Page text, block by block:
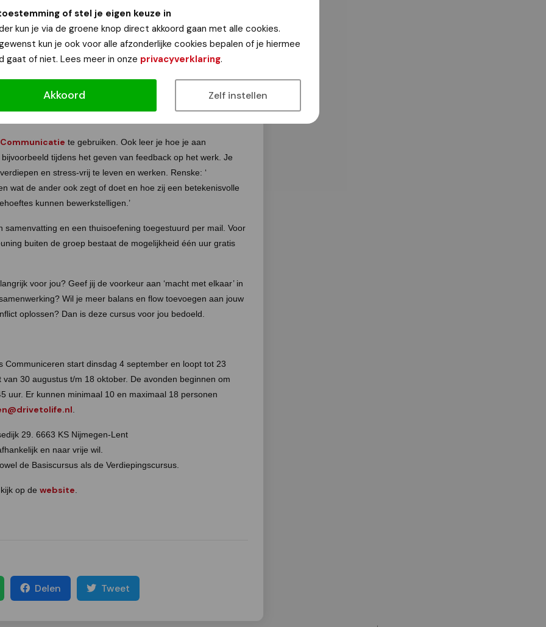
of stel je eigen keuze in
kun je via de groene knop direct akkoord gaan met alle cookies.
kun je ook voor alle afzonderlijke cookies bepalen of je hiermee
gaat of niet. Lees meer in onze privacyverklaring.
Akkoord Zelf instellen
Vaak hebben ze dat jarenlang niet gedaan en ging er
onder bijvoorbeeld depressie, burn-out of extreme stress. ‘ In
of groepen, via rollenspellen en dialogen. ‘Het is bedoeld
compassievolle manier wil verbinden met zichzelf en met de
die het ‘anders’ wil en gereedschap zoekt en die wil leven en
ervaren dat zij zelf de samenleving zijn en deze
te gebruiken. Ook leer je hoe je aan
tijdens het geven van feedback op het werk. Je
en stress-vrij te leven en werken. Renske: ‘
wat de ander ook zegt of doet en hoe zij een betekenisvolle
kunnen bewerkstelligen.’
samenvatting en een thuisoefening toegestuurd per mail. Voor
buiten de groep bestaat de mogelijkheid één uur gratis
voor jou? Geef jij de voorkeur aan ‘macht met elkaar’ in
Wil je meer balans en flow toevoegen aan jouw
oplossen? Dan is deze cursus voor jou bedoeld.
Communiceren start dinsdag 4 september en loopt tot 23
30 augustus t/m 18 oktober. De avonden beginnen om
uur. Er kunnen minimaal 10 en maximaal 18 personen
29. 6663 KS Nijmegen-Lent
en naar vrije wil.
de Basiscursus als de Verdiepingscursus.
op de website
Delen Tweet